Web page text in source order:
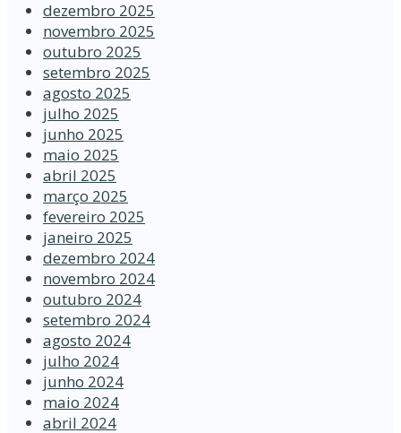
dezembro 2025
novembro 2025
outubro 2025
setembro 2025
agosto 2025
julho 2025
junho 2025
maio 2025
abril 2025
março 2025
fevereiro 2025
janeiro 2025
dezembro 2024
novembro 2024
outubro 2024
setembro 2024
agosto 2024
julho 2024
junho 2024
maio 2024
abril 2024